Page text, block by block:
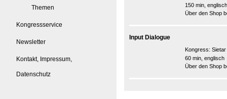
Themen
Kongressservice
Newsletter
Kontakt, Impressum,
Datenschutz
150 min, englisch
Über den Shop
Input Dialogue
Kongress:
60 min, englisch
Über den Shop